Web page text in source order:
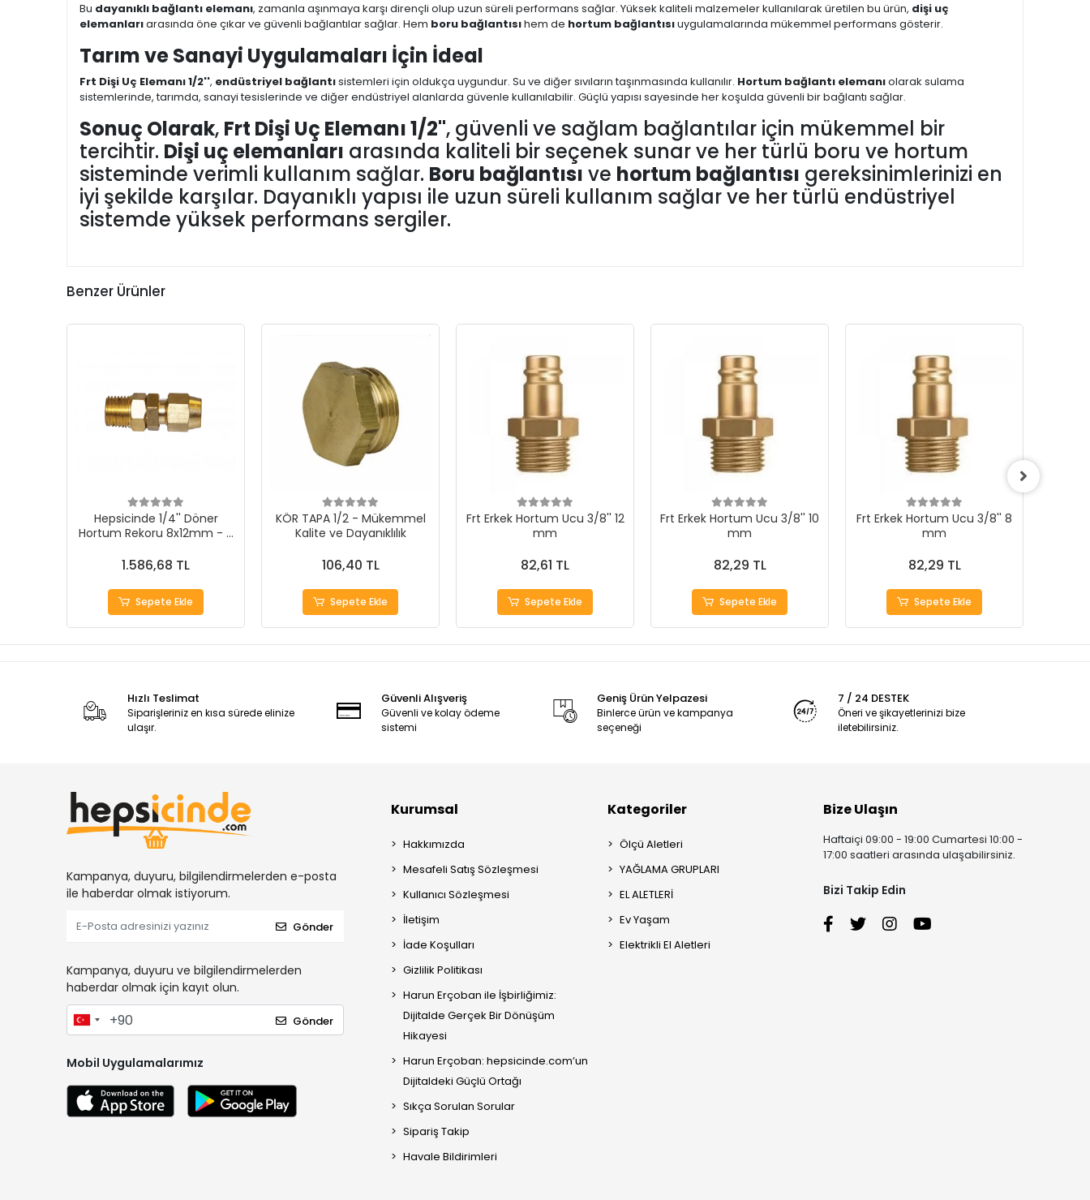
Bu dayanıklı bağlantı elemanı, zamanla aşınmaya karşı dirençli olup uzun süreli performans sağlar. Yüksek kaliteli malzemeler kullanılarak üretilen bu ürün, dişi uç
elemanlarıarasında öne çıkar ve güvenli bağlantılar sağlar. Hem boru bağlantısıhem de hortum bağlantısıuygulamalarında mükemmel performans gösterir.
Tarım ve Sanayi Uygulamaları İçin İdeal
Frt Dişi Uç Elemanı 1/2'', endüstriyel bağlantısistemleri için oldukça uygundur. Su ve diğer sıvıların taşınmasında kullanılır. Hortum bağlantı elemanıolarak sulama
sistemlerinde, tarımda, sanayi tesislerinde ve diğer endüstriyel alanlarda güvenle kullanılabilir. Güçlü yapısı sayesinde her koşulda güvenli bir bağlantı sağlar.
Sonuç Olarak, Frt Dişi Uç Elemanı 1/2'', güvenli ve sağlam bağlantılar için mükemmel bir
tercihtir. Dişi uç elemanları arasında kaliteli bir seçenek sunar ve her türlü boru ve hortum
sisteminde verimli kullanım sağlar. Boru bağlantısı ve hortum bağlantısı gereksinimlerinizi en
iyi şekilde karşılar. Dayanıklı yapısı ile uzun süreli kullanım sağlar ve her türlü endüstriyel
sistemde yüksek performans sergiler.
Benzer Ürünler
Hepsicinde 1/4'' Döner
Hortum Rekoru 8x12mm - 5
1.586,68 TL
Sepete Ekle
KÖR TAPA 1/2 - Mükemmel
Kalite ve Dayanıklılık
106,40 TL
Sepete Ekle
Frt Erkek Hortum Ucu 3/8'' 12
mm
82,61 TL
Sepete Ekle
Frt Erkek Hortum Ucu 3/8'' 10
mm
82,29 TL
Sepete Ekle
Frt Erkek Hortum Ucu 3/8'' 8
mm
82,29 TL
Sepete Ekle
Hızlı Teslimat
Siparişleriniz en kısa sürede elinize
ulaşır.
Güvenli Alışveriş
Güvenli ve kolay ödeme
sistemi
Geniş Ürün Yelpazesi
Binlerce ürün ve kampanya
seçeneği
7 / 24 DESTEK
Öneri ve şikayetlerinizi bize
iletebilirsiniz.
Kampanya, duyuru, bilgilendirmelerden e-posta
ile haberdar olmak istiyorum.
Gönder
Kampanya, duyuru ve bilgilendirmelerden
haberdar olmak için kayıt olun.
Gönder
Mobil Uygulamalarımız
Kurumsal
Hakkımızda
Mesafeli Satış Sözleşmesi
Kullanıcı Sözleşmesi
İletişim
İade Koşulları
Gizlilik Politikası
Harun Erçoban ile İşbirliğimiz:
Dijitalde Gerçek Bir Dönüşüm
Hikayesi
Harun Erçoban: hepsicinde.com’un
Dijitaldeki Güçlü Ortağı
Sıkça Sorulan Sorular
Sipariş Takip
Havale Bildirimleri
Kategoriler
Ölçü Aletleri
YAĞLAMA GRUPLARI
EL ALETLERİ
Ev Yaşam
Elektrikli El Aletleri
Bize Ulaşın
Haftaiçi 09:00 - 19:00 Cumartesi 10:00 -
17:00 saatleri arasında ulaşabilirsiniz.
Bizi Takip Edin